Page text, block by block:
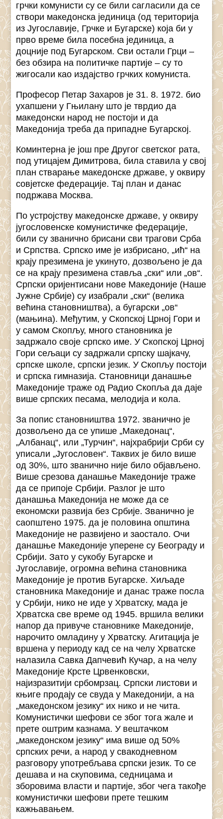
грчки комунисти су се били сагласили да се
створи македонска јединица (од територија
из Југославије, Грчке и Бугарске) која би у
прво време била посебна јединица, а
доцније под Бугарском. Сви остали Грци –
без обзира на политичке партије – су то
жигосали као издајство грчких комуниста.
Професор Петар Захаров је 31. 8. 1972. био
ухапшени у Гњилану што је тврдио да
македонски народ не постоји и да
Македонија треба да припадне Бугарској.
Коминтерна је још пре Другог светског рата,
под утицајем Димитрова, била ставила у свој
план стварање македонске државе, у оквиру
совјетске федерације. Тај план и данас
подржава Москва.
По устројству македонске државе, у оквиру
југословенске комунистичке федерације,
били су званично брисани сви трагови Срба
и Српства. Српско име је избрисано, „ић“ на
крају презимена је укинуто, дозвољено је да
се на крају презимена ставља „ски“ или „ов“.
Српски оријентисани нове Македоније (Наше
Јужне Србије) су изабрали „ски“ (велика
већина становништва), а бугарски „ов“
(мањина). Међутим, у Скопској Црној Гори и
у самом Скопљу, много становника је
задржало своје српско име. У Скопској Црној
Гори сељаци су задржали српску шајкачу,
српске школе, српски језик. У Скопљу постоји
и српска гимназија. Становници данашње
Македоније траже од Радио Скопља да даје
више српских песама, мелодија и кола.
За попис становништва 1972. званично је
дозвољено да се упише „Македонац“,
„Албанац“, или „Турчин“, најхрабрији Срби су
уписали „Југословен“. Таквих је било више
од 30%, што званично није било објављено.
Више срезова данашње Македоније траже
да се припоје Србији. Разлог је што
данашња Македонија не може да се
економски развија без Србије. Званично је
саопштено 1975. да је половина општина
Македоније не развијено и заостало. Очи
данашње Македоније уперене су Београду и
Србији. Зато у сукобу Бугарске и
Југославије, огромна већина становника
Македоније је против Бугарске. Хиљаде
становника Македоније и данас траже посла
у Србији, нико не иде у Хрватску, мада је
Хрватска све време од 1945. вршила велики
напор да привуче становнике Македоније,
нарочито омладину у Хрватску. Агитација је
вршена у периоду кад се на челу Хрватске
налазила Савка Дапчевић Кучар, а на челу
Македоније Крсте Црвенковски,
најизразитији србомрзац. Српски листови и
књиге продају се свуда у Македонији, а на
„македонском језику“ их нико и не чита.
Комунистички шефови се због тога жале и
прете оштрим казнама. У вештачком
„македонском језику“ има више од 50%
српских речи, а народ у свакодневном
разговору употребљава српски језик. То се
дешава и на скуповима, седницама и
зборовима власти и партије, због чега такође
комунистички шефови прете тешким
кажњавањем.